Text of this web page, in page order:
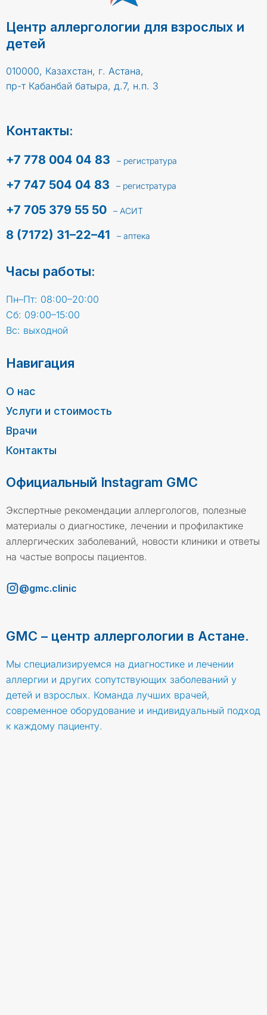
Центр аллергологии для взрослых и
детей
010000, Казахстан, г. Астана,
пр-т Кабанбай батыра, д.7, н.п. 3
Контакты:
+7 778 004 04 83 – регистратура
+7 747 504 04 83 – регистратура
+7 705 379 55 50 – АСИТ
8 (7172) 31–22–41 – аптека
Часы работы:
Пн–Пт: 08:00–20:00
Сб: 09:00–15:00
Вс: выходной
Навигация
О нас
Услуги и стоимость
Врачи
Контакты
Официальный Instagram GMC
Экспертные рекомендации аллергологов, полезные
материалы о диагностике, лечении и профилактике
аллергических заболеваний, новости клиники и ответы
на частые вопросы пациентов.
@gmc.clinic
GMC – центр аллергологии в Астане.
Мы специализируемся на диагностике и лечении
аллергии и других сопутствующих заболеваний у
детей и взрослых. Команда лучших врачей,
современное оборудование и индивидуальный подход
к каждому пациенту.